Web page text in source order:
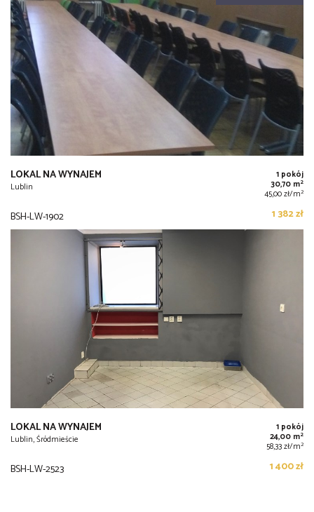
LOKAL NA WYNAJEM
Lublin
1 pokój
30,70 m2
45,00 zł/m2
BSH-LW-1902 1 382 zł
LOKAL NA WYNAJEM
Lublin, Śródmieście
1 pokój
24,00 m2
58,33 zł/m2
BSH-LW-2523 1 400 zł